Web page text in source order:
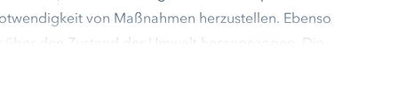
von Maßnahmen herzustellen. Ebenso
den Zustand der Umwelt herangezogen. Die
in Kopenhagen geliefert.